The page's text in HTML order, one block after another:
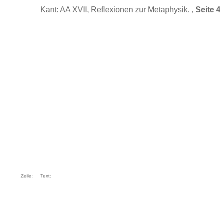
Kant: AA XVII, Reflexionen zur Metaphysik. , Seite
Zeile: Text: